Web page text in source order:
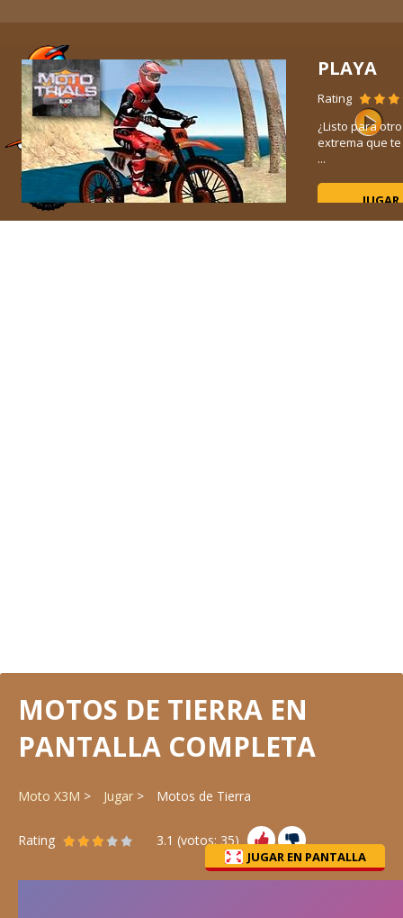
PLAYA
Rating
¿Listo para
extrema que
...
MOTOS DE TIERRA EN
PANTALLA COMPLETA
Moto X3M Jugar Motos de Tierra
Rating 3.1 (votos:35)
JUGAR EN PANTALLA